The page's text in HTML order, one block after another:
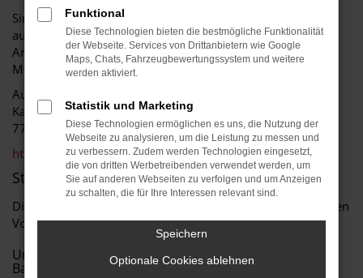
Sind Ihnen Mängel beim barrierefreien Zugang zu Inhalten
auf unserer Website aufgefallen oder haben Sie
Anmerkungen sowie Fragen zum barrierefreien Zugang?
Melden Sie sich gerne bei uns unter:
Auto Roth
Karl-Bold-Str. 2
77855 Achern
https://www.auto-roth.de/kontakt- standorte/
Stand der Vereinbarkeit mit den Anforderungen
Diese Website ist nicht vollständig mit den für uns geltenden
Vorschriften zur Barrierefreiheit vereinbar. Im Einzelnen:
Unvereinbarkeit mit den Rechtsvorschriften zur
Barrierefreiheit
Funktional
Diese Technologien bieten die bestmögliche Funktionalität
der Webseite. Services von Drittanbietern wie Google
Maps, Chats, Fahrzeugbewertungssystem und weitere
werden aktiviert.
Statistik und Marketing
Diese Technologien ermöglichen es uns, die Nutzung der
Webseite zu analysieren, um die Leistung zu messen und
zu verbessern. Zudem werden Technologien eingesetzt,
die von dritten Werbetreibenden verwendet werden, um
Sie auf anderen Webseiten zu verfolgen und um Anzeigen
zu schalten, die für Ihre Interessen relevant sind.
Speichern
Optionale Cookies ablehnen